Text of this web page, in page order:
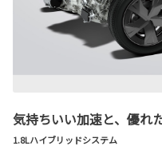
気持ちいい加速と、優れ
1.8Lハイブリッドシステム